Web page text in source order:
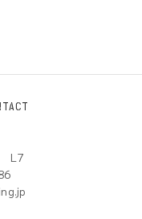
L7